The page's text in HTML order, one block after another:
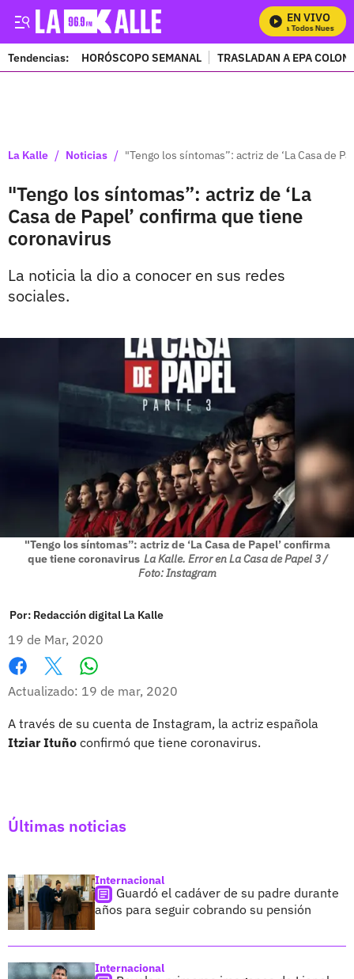
EN VIVO
Mira Todos Nuestros
Tendencias: HORÓSCOPO SEMANAL TRASLADAN A EPA
La Kalle / Noticias / "Tengo los síntomas”: actriz de ‘La Casa de
"Tengo los síntomas”: actriz de ‘La
Casa de Papel’ confirma que tiene
coronavirus
La noticia la dio a conocer en sus redes
sociales.
"Tengo los síntomas”: actriz de ‘La Casa de Papel’ confirma
que tiene coronavirus La Kalle. Error en La Casa de Papel 3 /
Foto: Instagram
Por: Redacción digital La Kalle
19 de Mar, 2020
Facebook
X
Actualizado: 19 de mar, 2020
A través de su cuenta de Instagram, la actriz española
Itziar Ituño confirmó que tiene coronavirus.
Últimas noticias
Internacional
Guardó el cadáver de su padre durante
años para seguir cobrando su pensión
Internacional